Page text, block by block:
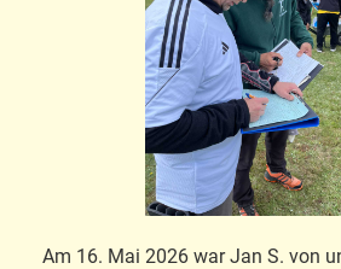
Am 16. Mai 2026 war Jan S. von